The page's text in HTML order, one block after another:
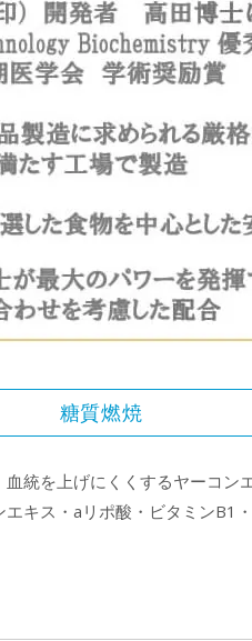
糖質燃焼
統を上げにくくするヤーコン
キス・aリポ酸・ビタミンB1